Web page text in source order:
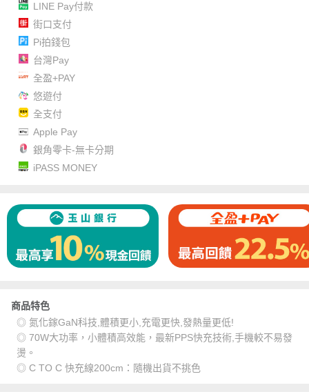
LINE Pay付款
街口支付
Pi拍錢包
台灣Pay
全盈+PAY
悠遊付
全支付
Apple Pay
銀角零卡-無卡分期
iPASS MONEY
商品特色
◎ 氮化鎵GaN科技,體積更小,充電更快,發熱量更低!
◎ 70W大功率，小體積高效能，最新PPS快充技術,手機較不易發
燙。
◎ C TO C 快充線200cm：隨機出貨不挑色